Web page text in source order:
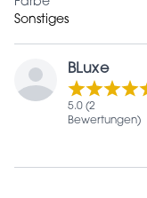
Sonstiges
BLuxe
5.0 (2
Bewertungen)